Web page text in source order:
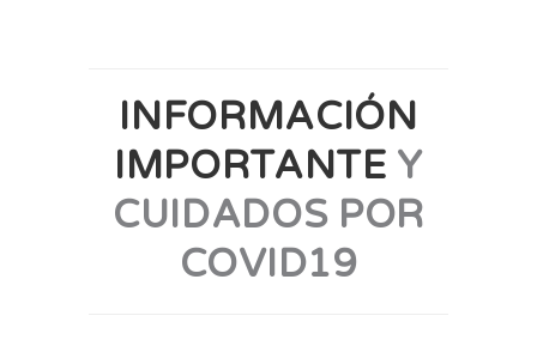
INFORMACIÓN
IMPORTANTE Y
CUIDADOS POR
COVID19